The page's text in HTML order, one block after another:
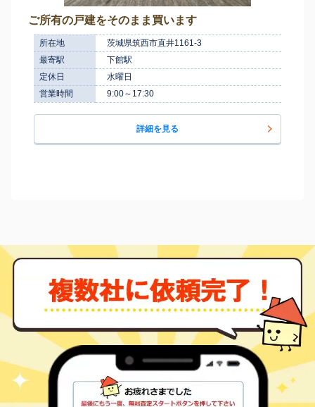
ご所有の戸建をそのまま買います
所在地
茨城県筑西市直井1161-3
最寄駅
下館駅
定休日
水曜日
営業時間
9:00～17:30
詳細を見る